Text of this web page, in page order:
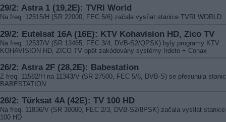
29/2: Astra 1 (19,2E): TVRI World
Na freq. 12515/H (SR 22000, FEC 5/6) začala vysílat stanice TVRI WORLD
29/2: Eutelsat 16A (16E): KTV Kohavision HD, Zico TV
Na freq. 12537/V (SR 13465, FEC 3/4, DVB-S2/QPSK) byly programy KTV
KOHAVISION HD, ZICO TV opět zakódovány systémy Irdeto + Conax
26/2: Astra 2F (28,2E): Babestation
Z freq. 11582/H na 11343/V (SR 27500, FEC 5/6, DVB-S) se přesunula
BABESTATION
26/2: Türksat 4A (42E): TV 100 HD
Na freq. 11836/V (SR 30000, FEC 2/3, DVB-S2/8PSK) začala vysílat
100 HD